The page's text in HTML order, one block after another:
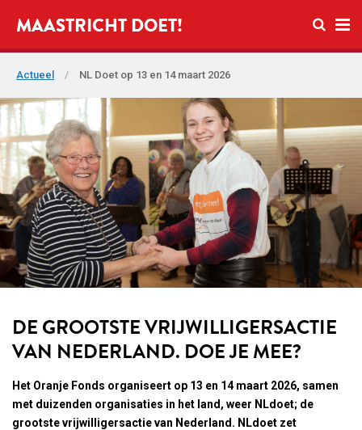
Open
MAASTRICHT DOET!
Actueel / NL Doet op 13 en 14 maart 2026
DE GROOTSTE VRIJWILLIGERSACTIE
VAN NEDERLAND. DOE JE MEE?
Het Oranje Fonds organiseert op 13 en 14 maart 2026, samen
met duizenden organisaties in het land, weer NLdoet; de
grootste vrijwilligersactie van Nederland. NLdoet zet